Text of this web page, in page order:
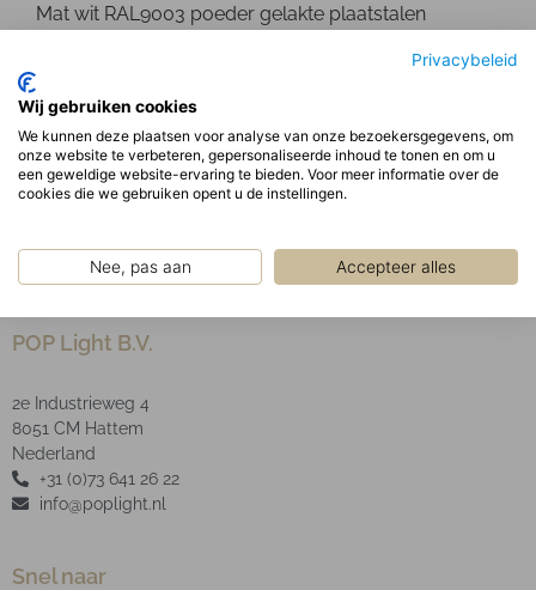
Privacybeleid
Wij gebruiken cookies
We kunnen deze plaatsen voor analyse van onze bezoekersgegevens, om
onze website te verbeteren, gepersonaliseerde inhoud te tonen en om u
een geweldige website-ervaring te bieden. Voor meer informatie over de
cookies die we gebruiken opent u de instellingen.
Nee, pas aan Accepteer alles
Mat wit RAL9003 poeder gelakte plaatstalen
De zeer transparante acryl afscherming met een
microprismatische laag garandeert een uniforme
schaduwvrije verlichting uit het armatuur.
LED type: SMD.
POP Light B.V.
2e Industrieweg 4
8051 CM Hattem
Nederland
+31 (0)73 641 26 22
info@poplight.nl
Snel naar